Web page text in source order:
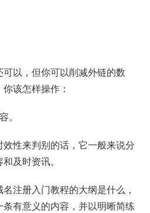
以，但你可以削减外链的数
该怎样操作：
。
性来判别的话，它一般来说分
及时资讯。
注册入门教程的大纲是什么，
有意义的内容，并以明晰简练